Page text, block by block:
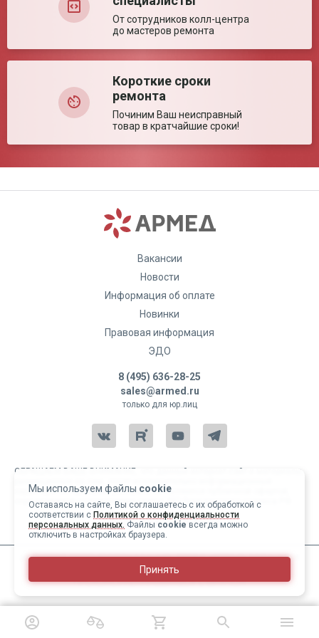
От сотрудников колл-центра
до мастеров ремонта
Короткие сроки
ремонта
Починим Ваш неисправный
товар в кратчайшие сроки!
1
Мы используем файлы cookie
Оставаясь на сайте, Вы соглашаетесь с их обработкой с
соответствии с Политикой о конфиденциальности
персональных данных. Файлы cookie всегда можно
отключить в настройках браузера.
Принять
Вакансии
Новости
Информация об оплате
Новинки
Правовая информация
ЭДО
8 (495) 636-28-25
sales@armed.ru
только для юр.лиц
ОБРАЩАЕМ ВАШЕ ВНИМАНИЕ, что данный интернет-сайт и материалы,
характер и ни при каких условиях не являются публичной офертой,
определяемой положениями статьи 437 Гражданского кодекса РФ.
Copyright 2004-2026 © Армед
ИМЕЮТСЯ ПРОТИВОПОКАЗАНИЯ, ПЕРЕД ИСПОЛЬЗОВАНИЕМ
НЕОБХОДИМО ОЗНАКОМИТЬСЯ С ИНСТРУКЦИЕЙ И
ПРОКОНСУЛЬТИРОВАТЬСЯ С ВРАЧОМ